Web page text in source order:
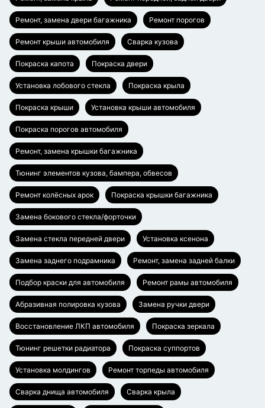
Ремонт, замена двери багажника Ремонт порогов
Ремонт крыши автомобиля Сварка кузова
Покраска капота Покраска двери
Установка лобового стекла Покраска крыла
Покраска крыши Установка крыши автомобиля
Покраска порогов автомобиля
Ремонт, замена крышки багажника
Тюнинг элементов кузова, бампера, обвесов
Ремонт колёсных арок Покраска крышки багажника
Замена бокового стекла/форточки
Замена стекла передней двери Установка ксенона
Замена заднего подрамника Ремонт, замена задней балки
Подбор краски для автомобиля Ремонт рамы автомобиля
Абразивная полировка кузова Замена ручки двери
Восстановление ЛКП автомобиля Покраска зеркала
Тюнинг решетки радиатора Покраска суппортов
Установка молдингов Ремонт торпеды автомобиля
Сварка днища автомобиля Сварка крыла